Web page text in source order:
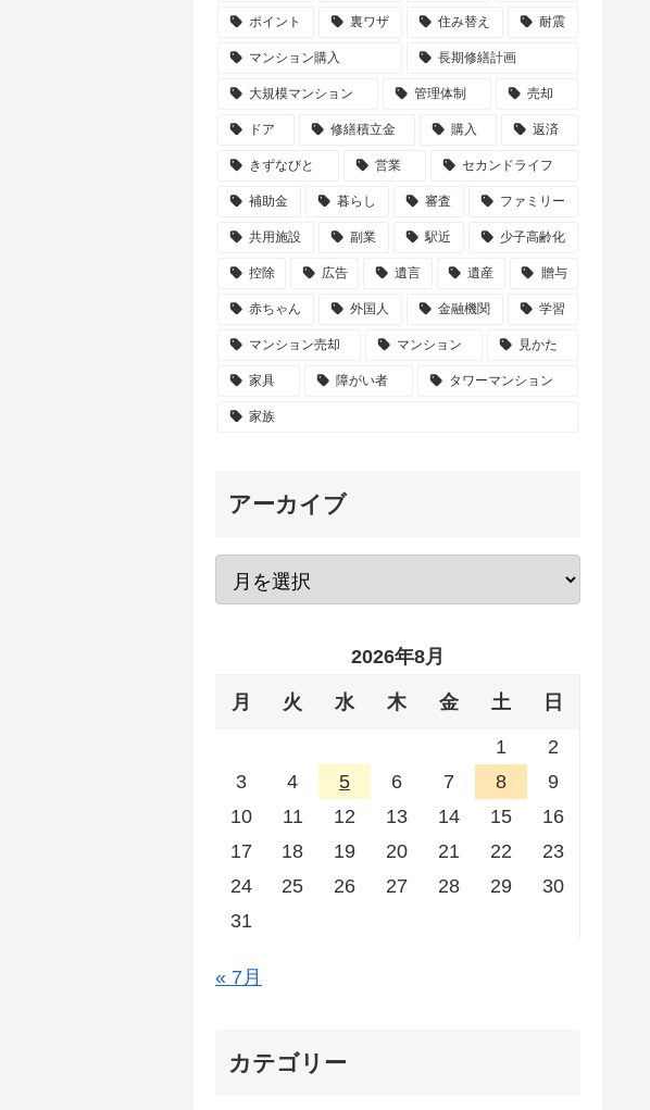
ポイント 裏ワザ 住み替え 耐震
マンション購入 長期修繕計画
大規模マンション 管理体制 売却
ドア 修繕積立金 購入 返済
きずなびと 営業 セカンドライフ
補助金 暮らし 審査 ファミリー
共用施設 副業 駅近 少子高齢化
控除 広告 遺言 遺産 贈与
赤ちゃん 外国人 金融機関 学習
マンション売却 マンション 見かた
家具 障がい者 タワーマンション
家族
アーカイブ
2026年8月
月 火 水 木 金 土 日
1
2
3
4 5 6 7 8
9
10
11 12 13 14 15
16
17
18 19 20 21 22
23
24
25 26 27 28 29
30
31
« 7月
カテゴリー